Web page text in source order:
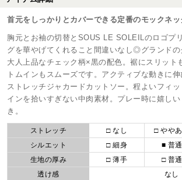
首元をしっかりとカバーできる定番のモックネッ
胸元とお袖の切替とSOUS LE SOLEILのロゴプ
グを華やげてくれること間違いなし◎グランドの
大人上品なチェック柄×黒の配色。裾にスリット
トムインもスムーズです。アクティブな動きに
ストレッチジャカードカットソー。程よいフィ
インを拾いすぎない中肉素材。プレー時に嬉し
き。
ストレッチ □ なし □ やや
シルエット
□ 細身 ■ 普通
生地の厚み
□ 薄手 □ 普通
透け感
なし